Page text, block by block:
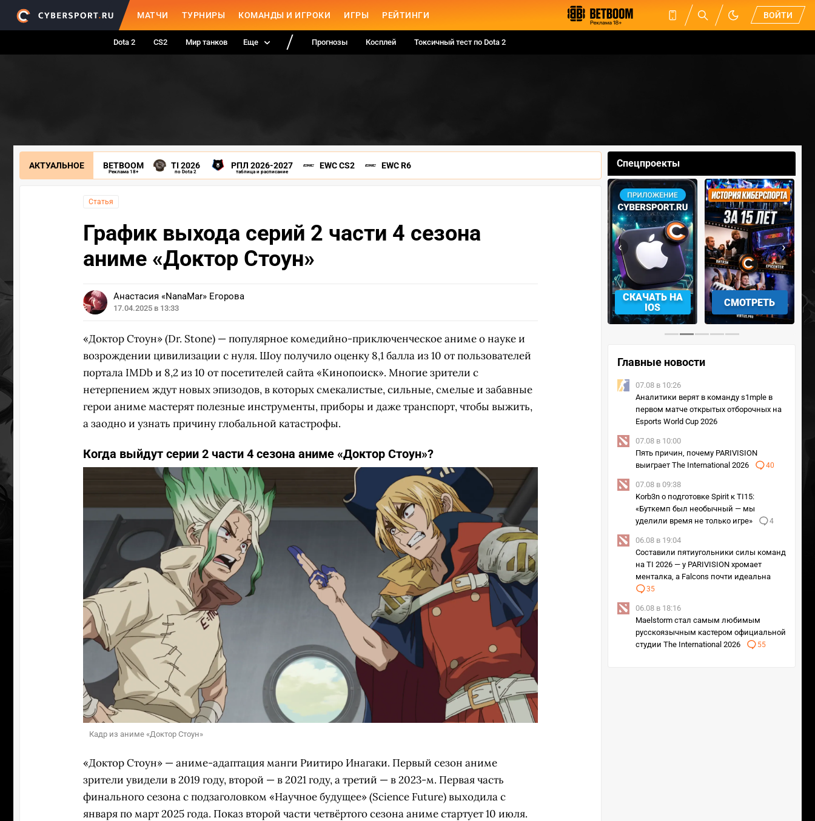
МАТЧИ ТУРНИРЫ КОМАНДЫ И ИГРОКИ ИГРЫ РЕЙТИНГИ ВОЙТИ
Dota 2 CS2 Мир танков Еще Прогнозы Косплей Токсичный тест по Dota 2
АКТУАЛЬНОЕ BETBOOM
Реклама 18+
TI 2026
по Dota 2
РПЛ 2026-2027
таблица и расписание
EWC CS2 EWC R6
Статья
График выхода серий 2 части 4 сезона
аниме «Доктор Стоун»
Анастасия «NanaMar» Егорова
17.04.2025 в 13:33
«Доктор Стоун» (Dr. Stone) — популярное комедийно-приключенческое аниме о науке и
возрождении цивилизации с нуля. Шоу получило оценку 8,1 балла из 10 от пользователей
портала IMDb и 8,2 из 10 от посетителей сайта «Кинопоиск». Многие зрители с
нетерпением ждут новых эпизодов, в которых смекалистые, сильные, смелые и забавные
герои аниме мастерят полезные инструменты, приборы и даже транспорт, чтобы выжить,
а заодно и узнать причину глобальной катастрофы.
Когда выйдут серии 2 части 4 сезона аниме «Доктор Стоун»?
Кадр из аниме «Доктор Стоун»
«Доктор Стоун» — аниме-адаптация манги Риитиро Инагаки. Первый сезон аниме
зрители увидели в 2019 году, второй — в 2021 году, а третий — в 2023-м. Первая часть
финального сезона с подзаголовком «Научное будущее» (Science Future) выходила с
января по март 2025 года. Показ второй части четвёртого сезона аниме стартует 10 июля.
Спецпроекты
УЧАСТВОВАТЬ СМОТРЕТЬ УЧАСТВОВАТЬ
‹ ›
Главные новости
07.08 в 10:26
Аналитики верят в команду s1mple в
первом матче открытых отборочных на
Esports World Cup 2026
07.08 в 10:00
Пять причин, почему PARIVISION
выиграет The International 2026
40
07.08 в 09:38
Korb3n о подготовке Spirit к TI15:
«Буткемп был необычный — мы
уделили время не только игре»
4
06.08 в 19:04
Составили пятиугольники силы команд
на TI 2026 — у PARIVISION хромает
менталка, а Falcons почти идеальна
35
06.08 в 18:16
Maelstorm стал самым любимым
русскоязычным кастером официальной
студии The International 2026
55